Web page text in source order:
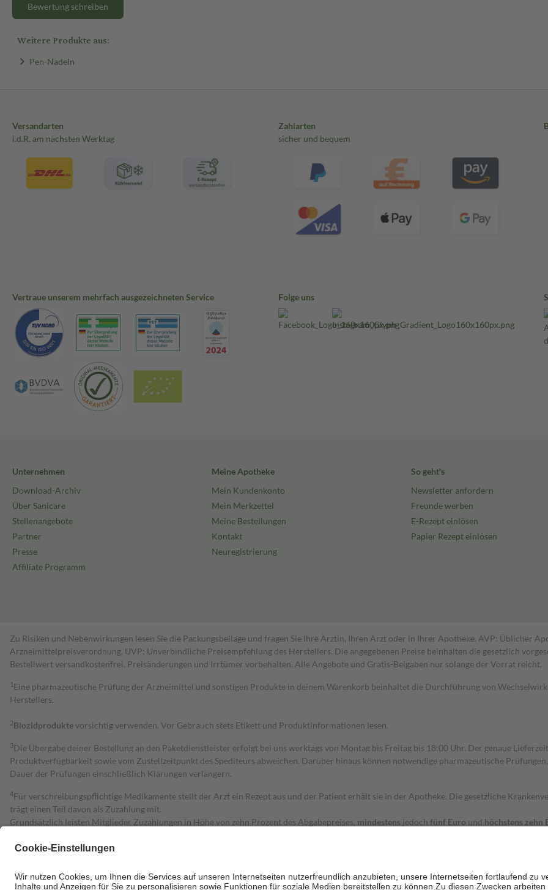
Bewertung schreiben
Weitere Produkte aus:
Pen-Nadeln
Versandarten
i.d.R. am nächsten Werktag
Zahlarten
sicher und bequem
Vertraue unserem mehrfach ausgezeichneten Service Folge uns
Unternehmen
Download-Archiv
Über Sanicare
Stellenangebote
Partner
Presse
Affiliate Programm
Meine Apotheke
Mein Kundenkonto
Mein Merkzettel
Meine Bestellungen
Kontakt
Neuregistrierung
So geht's
Newsletter anfordern
Freunde werben
E-Rezept einlösen
Papier Rezept einlösen
Zu Risiken und Nebenwirkungen lesen Sie die Packungsbeilage und fragen Sie Ihre Ärztin, Ihren Arzt oder in Ihrer Apotheke. AVP: Üblicher
Arzneimittelpreisverordnung. UVP: Unverbindliche Preisempfehlung des Herstellers. Die angegebenen Preise beinhalten die gesetzlich
Bestell­wert versand­kosten­frei. Preisänderungen und Irrtümer vorbehalten. Alle Angebote und Gratis-Beigaben nur solange der Vorrat reicht.
1 Eine pharmazeutische Prüfung der Arzneimittel und sonstigen Produkte in deinem Warenkorb beinhaltet die Durchführung von
Herstellers.
2Biozidproduktevorsichtig verwenden. Vor Gebrauch stets Etikett und Produktinformationen lesen.
3Die Übergabe deiner Bestellung an den Paketdienstleister erfolgt bei uns werktags von Montag bis Freitag bis 18:00 Uhr. Der genaue
Produktverfügbarkeit sowie vom Zustellzeitpunkt des Spediteurs abweichen. Darüber hinaus können notwendige pharmazeutische
Dauer der Prüfungen einschließlich Klärungen verlängern.
4Für verschreibungspflichtige Medikamente stellt der Arzt ein Rezept aus und der Patient erhält sie in der Apotheke. Die gesetzliche
trägt einen Teil davon als Zuzahlung mit.
Grundsätzlich leisten Mitglieder Zuzahlungen in Höhe von zehn Prozent des Abgabepreises, mindestens jedoch fünf Euro und höchstens zehn
Diese Regeln gelten grundsätzlich auch für Online-Apotheken.
Um das Engagement der Versicherten für ihre eigene Gesundheit zu stärken und die besondere Stellung der Familie zu unterstützen, fallen
• Kindern und Jugendlichen bis zum vollendeten 18. Lebensjahr mit Ausnahme der Fahrkosten